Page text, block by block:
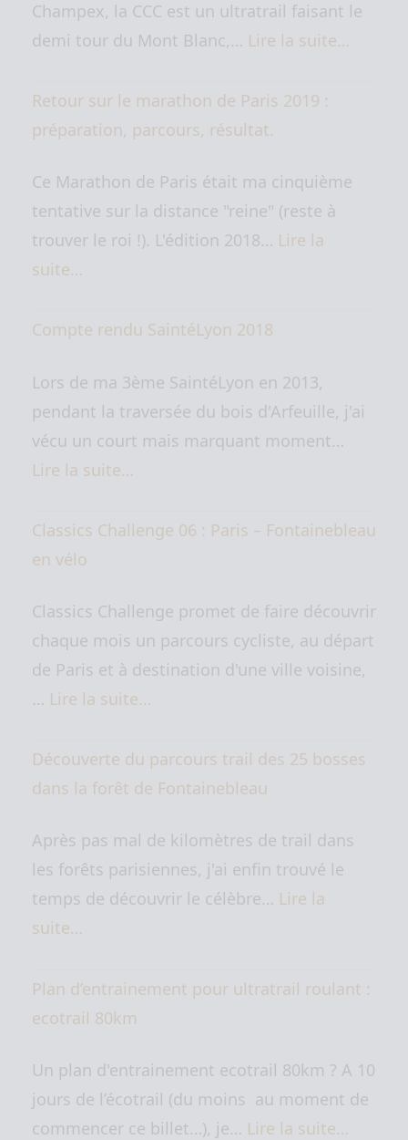
Champex, la CCC est un ultratrail faisant le
demi tour du Mont Blanc,… Lire la suite…
Retour sur le marathon de Paris 2019 :
préparation, parcours, résultat.
Ce Marathon de Paris était ma cinquième
tentative sur la distance "reine" (reste à
trouver le roi !). L'édition 2018… Lire la
suite…
Compte rendu SaintéLyon 2018
Lors de ma 3ème SaintéLyon en 2013,
pendant la traversée du bois d'Arfeuille, j'ai
vécu un court mais marquant moment…
Lire la suite…
Classics Challenge 06 : Paris – Fontainebleau
en vélo
Classics Challenge promet de faire découvrir
chaque mois un parcours cycliste, au départ
de Paris et à destination d'une ville voisine,
… Lire la suite…
Découverte du parcours trail des 25 bosses
dans la forêt de Fontainebleau
Après pas mal de kilomètres de trail dans
les forêts parisiennes, j'ai enfin trouvé le
temps de découvrir le célèbre… Lire la
suite…
Plan d’entrainement pour ultratrail roulant :
ecotrail 80km
Un plan d'entrainement ecotrail 80km ? A 10
jours de l’écotrail (du moins au moment de
commencer ce billet…), je… Lire la suite…